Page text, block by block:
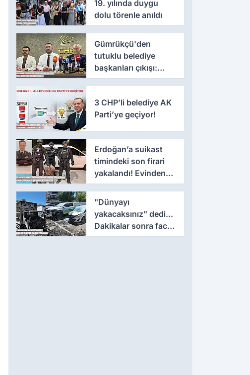
19. yılında duygu
dolu törenle anıldı
Gümrükçü'den
tutuklu belediye
başkanları çıkışı:
'Yıllarca iddianame
3 CHP’li belediye AK
Parti’ye geçiyor!
Erdoğan’a suikast
timindeki son firari
yakalandı! Evinden
çıkanlar şaşkınlık
yarattı
"Dünyayı
yakacaksınız" dedi...
Dakikalar sonra facia
yaşandı!